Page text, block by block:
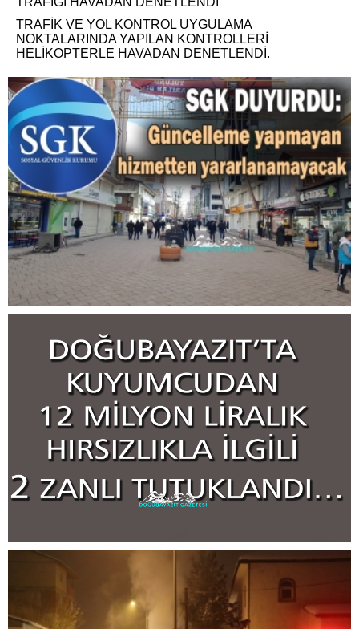
TRAFİK VE YOL KONTROL UYGULAMA
NOKTALARINDA YAPILAN KONTROLLERİ
HELİKOPTERLE HAVADAN DENETLENDİ.